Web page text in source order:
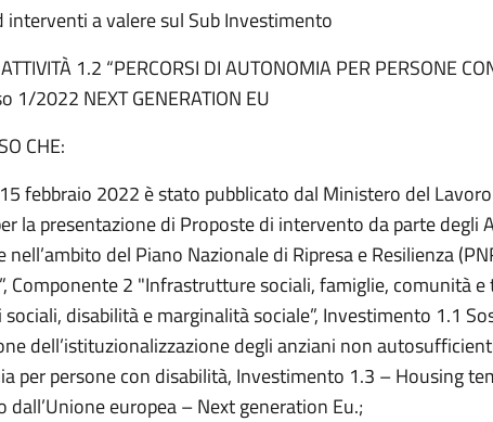
interventi a valere sul Sub Investimento
1.2 “PERCORSI DI AUTONOMIA PER PERSONE
1/2022 NEXT GENERATION EU
CHE:
febbraio 2022 è stato pubblicato dal Ministero del
la presentazione di Proposte di intervento da parte degli
nell’ambito del Piano Nazionale di Ripresa e Resilienza
Componente 2 "Infrastrutture sociali, famiglie, comunità
sociali, disabilità e marginalità sociale”, Investimento 1.1
dell’istituzionalizzazione degli anziani non
per persone con disabilità, Investimento 1.3 – Housing
dall’Unione europea – Next generation Eu.;